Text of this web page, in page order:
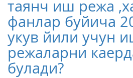
таянч иш режа
фанлар буйича
укув йили учун
режаларни
булади?